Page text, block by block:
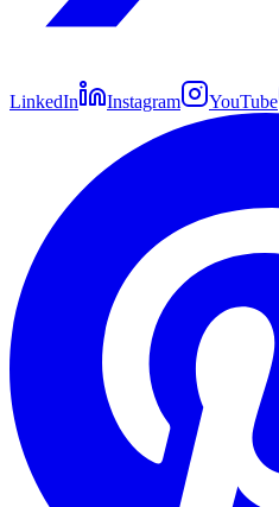
LinkedIn Instagram YouTube